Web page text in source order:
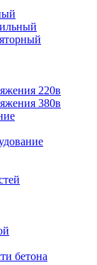
220в
380в
бетона